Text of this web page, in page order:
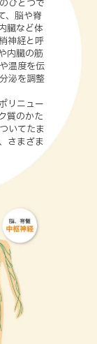
ひとつで
、脳や脊
臓など体
神経と呼
内臓の筋
温度を伝
泌を調整
リニュー
質のかた
いてたま
さまざま